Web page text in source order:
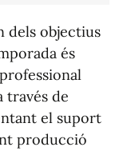
dels objectius
és
través de
el suport
producció